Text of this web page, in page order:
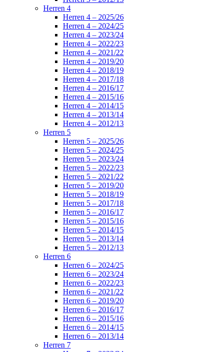
Herren 4
Herren 4 – 2025/26
Herren 4 – 2024/25
Herren 4 – 2023/24
Herren 4 – 2022/23
Herren 4 – 2021/22
Herren 4 – 2019/20
Herren 4 – 2018/19
Herren 4 – 2017/18
Herren 4 – 2016/17
Herren 4 – 2015/16
Herren 4 – 2014/15
Herren 4 – 2013/14
Herren 4 – 2012/13
Herren 5
Herren 5 – 2025/26
Herren 5 – 2024/25
Herren 5 – 2023/24
Herren 5 – 2022/23
Herren 5 – 2021/22
Herren 5 – 2019/20
Herren 5 – 2018/19
Herren 5 – 2017/18
Herren 5 – 2016/17
Herren 5 – 2015/16
Herren 5 – 2014/15
Herren 5 – 2013/14
Herren 5 – 2012/13
Herren 6
Herren 6 – 2024/25
Herren 6 – 2023/24
Herren 6 – 2022/23
Herren 6 – 2021/22
Herren 6 – 2019/20
Herren 6 – 2016/17
Herren 6 – 2015/16
Herren 6 – 2014/15
Herren 6 – 2013/14
Herren 7